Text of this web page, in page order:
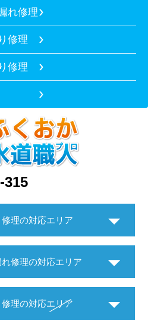
れ修理
修理
修理
315
理の対応エリア
修理の対応エリア
理の対応エリア